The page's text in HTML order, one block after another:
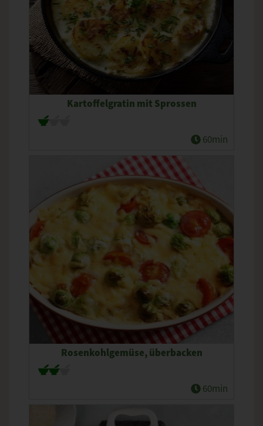
Kartoffelgratin mit Sprossen
60min
Rosenkohlgemüse, überbacken
60min